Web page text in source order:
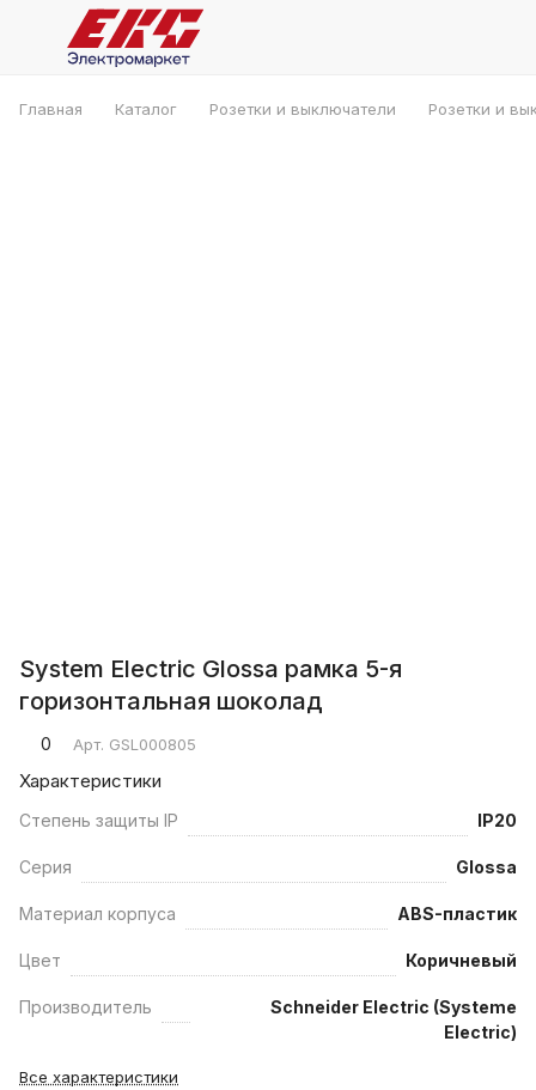
Главная Каталог Розетки и выключатели Розетки и
System Electric Glossa рамка 5-я
горизонтальная шоколад
0 Арт. GSL000805
Характеристики
Степень защиты IP IP20
Серия Glossa
Материал корпуса ABS-пластик
Цвет Коричневый
Производитель
Schneider Electric (Systeme
Electric)
Все характеристики